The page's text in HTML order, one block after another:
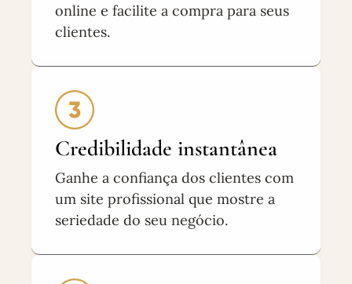
online e facilite a compra para seus
clientes.
Credibilidade instantânea
Ganhe a confiança dos clientes com
um site profissional que mostre a
seriedade do seu negócio.